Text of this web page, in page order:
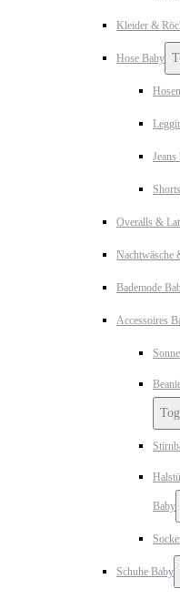
Kleider &
Hose Baby
Overalls &
Nachtwäsche
Bademode
Accessoires
Baby
Schuhe Baby